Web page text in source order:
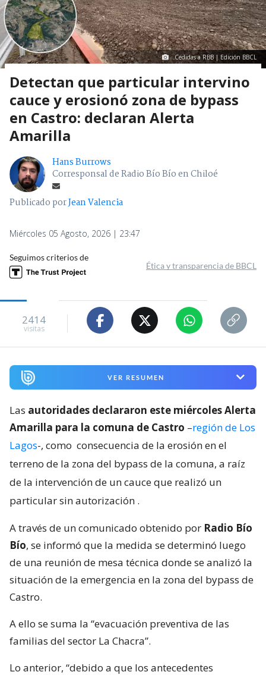
Cedidas a RBB | Edición BBCL
Detectan que particular intervino
cauce y erosionó zona de bypass
en Castro: declaran Alerta
Amarilla
Hans Burrows
Corresponsal de Radio Bío Bío en Chiloé
Publicado porJean Valencia
Miércoles 05 Agosto, 2026 | 23:47
Seguimos criterios de
Ética y transparencia de BBCL
2414
visitas
VER RESUMEN
Las autoridades declararon este miércoles Alerta
Amarilla para la comuna de Castro –región de Los
Lagos-, como consecuencia de la erosión en el
terreno de la zona del bypass de la comuna, a raíz
de la intervención de un cauce que realizó un
particular sin autorización .
A través de un comunicado obtenido por Radio Bío
Bío, se informó que la medida se determinó luego
de una reunión de mesa técnica donde se analizó la
situación de la emergencia en la zona del bypass de
Castro.
A ello se suma la “evacuación preventiva de las
familias del sector La Chacra”.
Lo anterior, “debido a que los antecedentes